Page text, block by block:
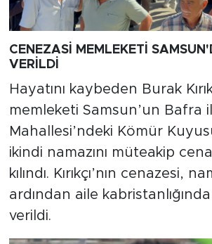
CENEZASİ MEMLEKETİ
VERİLDİ
Hayatını kaybeden Burak
memleketi Samsun’un Bafra
Mahallesi’ndeki Kömür
ikindi namazını müteakip
kılındı. Kırıkçı’nın cenazesi,
ardından aile
verildi.